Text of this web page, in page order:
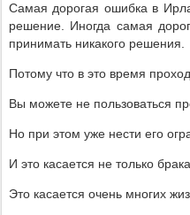
Самая дорогая ошибка в
решение. Иногда самая
принимать никакого решения.
Потому что в это время
Вы можете не пользоваться
Но при этом уже нести его
И это касается не только
Это касается очень многих